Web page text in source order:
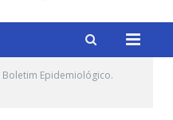
Boletim Epidemiológico.